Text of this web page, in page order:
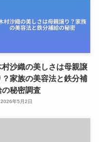
村沙織の美しさは母親譲
？家族の美容法と鉄分補
の秘密調査
2026年5月2日